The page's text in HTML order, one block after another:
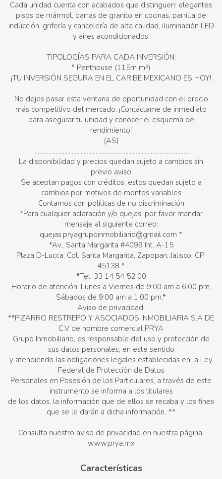
Cada unidad cuenta con acabados que distinguen: elegantes
pisos de mármol, barras de granito en cocinas, parrilla de
inducción, grifería y cancelería de alta calidad, iluminación LED
y aires acondicionados.
TIPOLOGÍAS PARA CADA INVERSIÓN:
* ⁠Penthouse (115m m²)
¡TU INVERSIÓN SEGURA EN EL CARIBE MEXICANO ES HOY!
No dejes pasar esta ventana de oportunidad con el precio
más competitivo del mercado. ¡Contáctame de inmediato
para asegurar tu unidad y conocer el esquema de
rendimiento!
(AS)
.........................................................................................................
La disponibilidad y precios quedan sujeto a cambios sin
previo aviso
Se aceptan pagos con créditos, estos quedan sujeto a
cambios por motivos de montos variables
Contamos con políticas de no discriminación
*Para cualquier aclaración y/o quejas, por favor mandar
mensaje al siguiente correo:
quejas.pryagrupoinmobiliario@gmail.com *
*Av., Santa Margarita #4099 Int. A-15
Plaza D-Lucca, Col. Santa Margarita, Zapopan, Jalisco. CP:
45138 *
*Tel: 33 14 54 52 00
Horario de atención: Lunes a Viernes de 9:00 am a 6:00 pm,
Sábados de 9:00 am a 1:00 pm.*
Aviso de privacidad:
**PIZARRO RESTREPO Y ASOCIADOS INMOBILIARIA S.A DE
C.V de nombre comercial PRYA
Grupo Inmobiliario, es responsable del uso y protección de
sus datos personales, en este sentido
y atendiendo las obligaciones legales establecidas en la Ley
Federal de Protección de Datos
Personales en Posesión de los Particulares, a través de este
instrumento se informa a los titulares
de los datos, la información que de ellos se recaba y los fines
que se le darán a dicha información...**
Consulta nuestro aviso de privacidad en nuestra página:
www.prya.mx
Características